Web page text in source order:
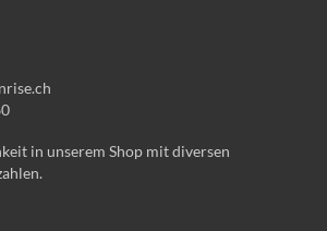
in unserem Shop mit diversen